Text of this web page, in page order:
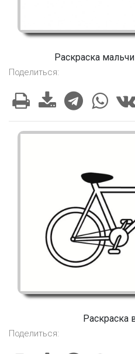
Раскраска
Поделиться:
Раскраска
Поделиться: